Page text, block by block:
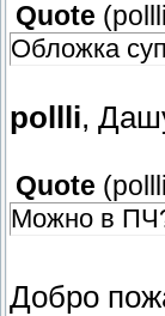
Quote (pollli
Обложка
pollli,
Quote (pollli
Можно в
Добро